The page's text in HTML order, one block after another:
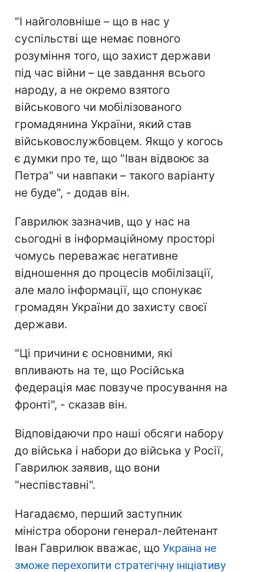
"І найголовніше – що в нас у
суспільстві ще немає повного
розуміння того, що захист держави
під час війни – це завдання всього
народу, а не окремо взятого
військового чи мобілізованого
громадянина України, який став
військовослужбовцем. Якщо у когось
є думки про те, що "Іван відвоює за
Петра" чи навпаки – такого варіанту
не буде", - додав він.
Гаврилюк зазначив, що у нас на
сьогодні в інформаційному просторі
чомусь переважає негативне
відношення до процесів мобілізації,
але мало інформації, що спонукає
громадян України до захисту своєї
держави.
"Ці причини є основними, які
впливають на те, що Російська
федерація має повзуче просування на
фронті", - сказав він.
Відповідаючи про наші обсяги набору
до війська і набори до війська у Росії,
Гаврилюк заявив, що вони
"неспівставні".
Нагадаємо, перший заступник
міністра оборони генерал-лейтенант
Іван Гаврилюк вважає, що Україна не
зможе перехопити стратегічну ініціативу